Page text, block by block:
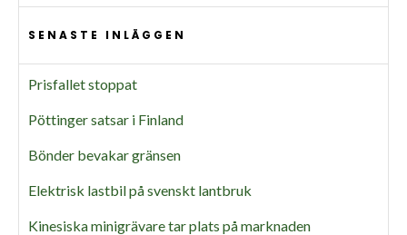
SENASTE INLÄGGEN
Prisfallet stoppat
Pöttinger satsar i Finland
Bönder bevakar gränsen
Elektrisk lastbil på svenskt lantbruk
Kinesiska minigrävare tar plats på marknaden